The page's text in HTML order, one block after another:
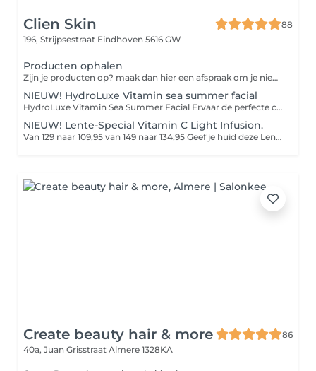
Clien Skin
88
196, Strijpsestraat Eindhoven 5616 GW
Producten ophalen
Zijn je producten op? maak dan hier een afspraak om je nieuwe producten weer op te komen halen.
NIEUW! HydroLuxe Vitamin sea summer facial
HydroLuxe Vitamin Sea Summer Facial Ervaar de perfecte combinatie van luxe, ontspanning en huidverbetering. De HydroLuxe Vitamin Sea Summer Facial is speciaal ontwikkeld om je huid tijdens de zomer intens te hydrateren, te beschermen en een prachtige, gezonde glow te geven. Met krachtige vitamine C, zuurstof, antioxidanten en verkoelende cryoglobes wordt de huid gevoed, gekalmeerd en gestimuleerd om collageen aan te maken. De behandeling laat je huid direct frisser, egaler en zichtbaar stralender achter. Na de behandeling geniet je van: Een frisse, gezonde glow Intense hydratatie Kalmering en herstel van de huid Bescherming tegen zomerse invloeden Een ontspannen én zichtbaar stralende huid
NIEUW! Lente-Special Vitamin C Light Infusion.
Van 129 naar 109,95 van 149 naar 134,95 Geef je huid deze Lente een stralende boost. Tijdens de Special HydroPeptide Vitamin C Light Infusion facial geniet je van diepe ontspanning, warme compressen, Cryotreatment en een zorgvuldig opgebouwde glow-behandeling met verhelderende enzymen, vitamine C en zuurstofwerkstoffen. Het collageenlicht van de Beauty Angel ELT laat je huid zichtbaar oplichten, voller ogen en direct glanzen met een gezonde zomerse Glow De behandeling wordt afgesloten met rijke verzorging, oogcrème, lipverzorging en een aangepaste dag- of nachtcrème. Perfect voor wie deze zomer wil stralen, comfort zoekt én intensieve huidverbetering wil combineren met pure ontspanning.
Create beauty hair & more
86
40a, Juan Grisstraat Almere 1328KA